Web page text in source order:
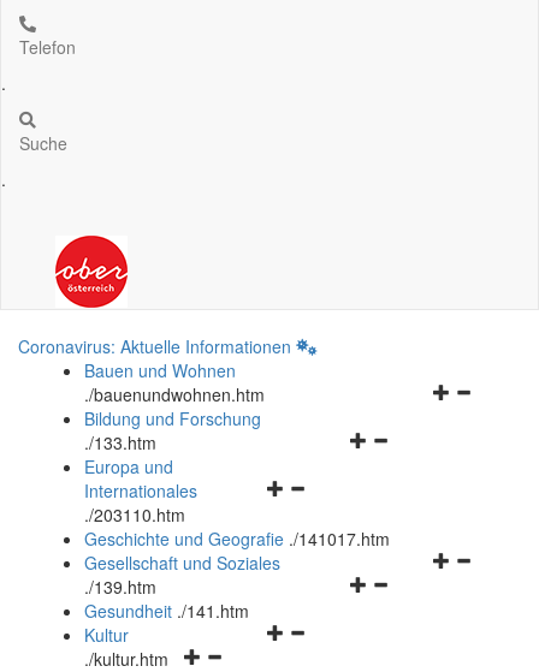
Telefon
.
Suche
.
Coronavirus: Aktuelle Informationen
Bauen und Wohnen
./bauenundwohnen.htm
Navigationsmenü
Bildung und Forschung
./133.htm
Navigationsmenü
und
schließen
Europa und
Internationales
./203110.htm
Geschichte und Geografie ./141017.htm
Navigationsmenü
Gesellschaft und Soziales
./139.htm
Navigationsmenü
Gesundheit ./141.htm
Navigationsmenü
Kultur
./kultur.htm